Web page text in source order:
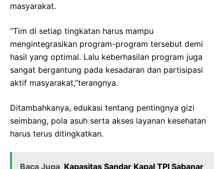
masyarakat.
“Tim di setiap tingkatan harus mampu
mengintegrasikan program-program tersebut demi
hasil yang optimal. Lalu keberhasilan program juga
sangat bergantung pada kesadaran dan partisipasi
aktif masyarakat,”terangnya.
Ditambahkanya, edukasi tentang pentingnya gizi
seimbang, pola asuh serta akses layanan kesehatan
harus terus ditingkatkan.
Baca Juga Kapasitas Sandar Kapal TPI Sabanar